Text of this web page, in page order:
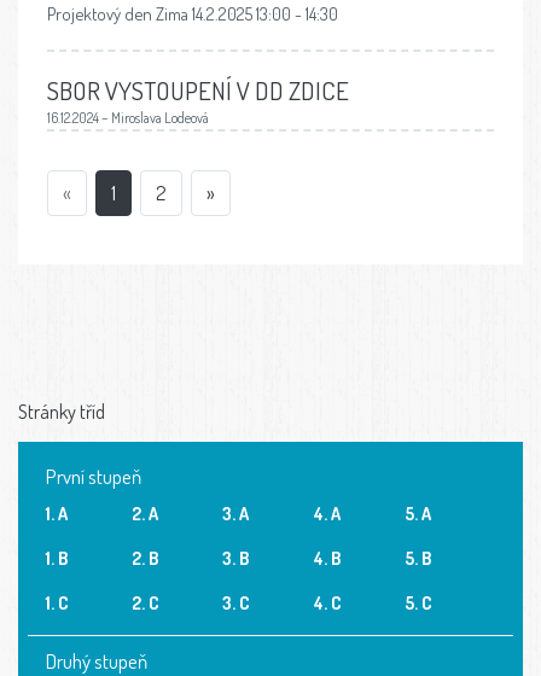
Projektový den Zima 14.2.2025 13:00 - 14:30
SBOR VYSTOUPENÍ V DD ZDICE
16.12.2024 – Miroslava Lodeová
« 1 2 »
Stránky tříd
První stupeň
1. A
1. B
1. C
2. A
2. B
2. C
3. A
3. B
3. C
4. A
4. B
4. C
5. A
5. B
5. C
Druhý stupeň